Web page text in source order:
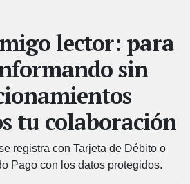
lector: para
sin
tu colaboración
registra con Tarjeta de Débito o
Pago con los datos protegidos.